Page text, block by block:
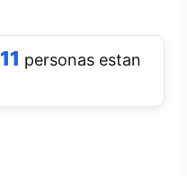
11 personas estan